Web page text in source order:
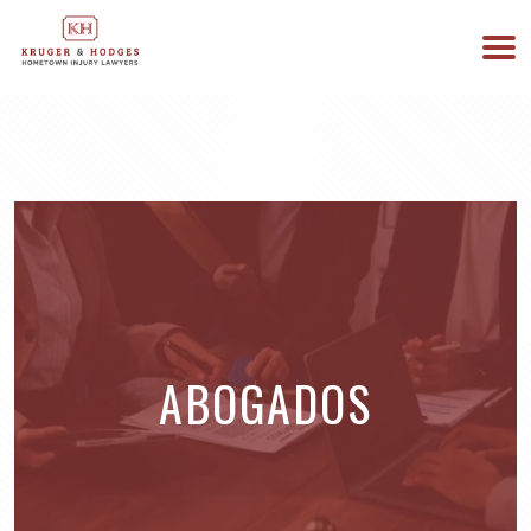
ESTAMOS DISPONIBLES 24/7
ABOGADOS